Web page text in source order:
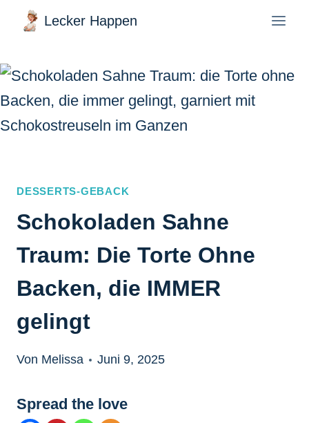
Zum
Inhalt
springen
Lecker Happen
DESSERTS-GEBACK
Schokoladen Sahne
Traum: Die Torte Ohne
Backen, die IMMER
gelingt
Von Melissa Juni 9, 2025
Spread the love